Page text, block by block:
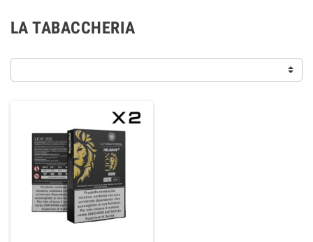
LA TABACCHERIA